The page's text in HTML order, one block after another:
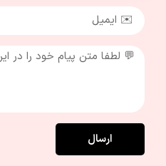
ارسال